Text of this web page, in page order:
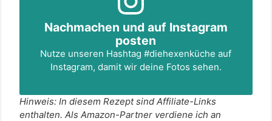
Nachmachen und auf Instagram
posten
Nutze unseren Hashtag#diehexenküche auf
Instagram, damit wir deine Fotos sehen.
Hinweis: In diesem Rezept sind Affiliate-Links
enthalten. Als Amazon-Partner verdiene ich an